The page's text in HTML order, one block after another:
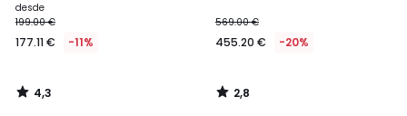
desde
199.00 €
177.11 € -11%
4,3
/
569.00 €
455.20 € -20%
2,8
/